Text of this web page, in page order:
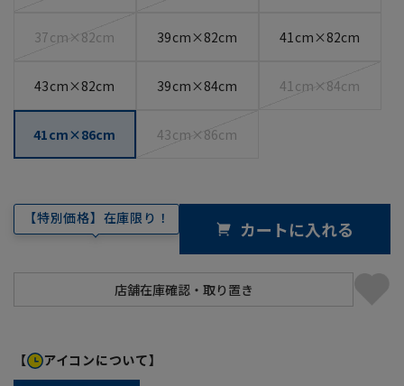
37cm×82cm 39cm×82cm 41cm×82cm
43cm×82cm 39cm×84cm 41cm×84cm
41cm×86cm 43cm×86cm
【特別価格】在庫限り！ カートに入れる
【 アイコンについて】